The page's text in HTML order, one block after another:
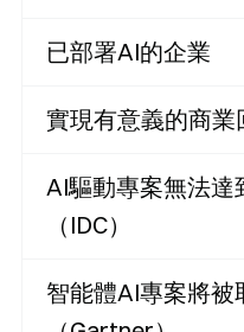
已部署AI的企業
實現有意義的商業
AI驅動專案無法達
（IDC）
智能體AI專案將被